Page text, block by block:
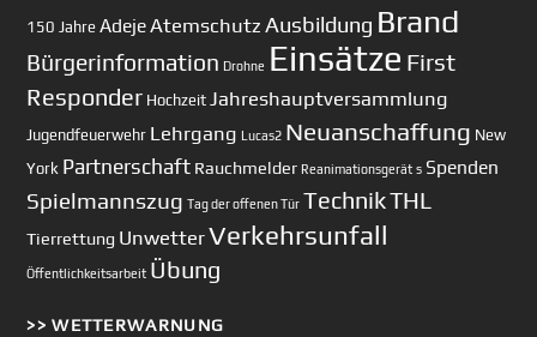
150 Jahre AdejeAtemschutz Ausbildung Brand
Bürgerinformation Drohne Einsätze First
Responder Hochzeit Jahreshauptversammlung
Jugendfeuerwehr Lehrgang Lucas2 Neuanschaffung New
York Partnerschaft Rauchmelder Reanimationsgerät s Spenden
Spielmannszug Tag der offenen Tür TechnikTHL
Tierrettung UnwetterVerkehrsunfall
Öffentlichkeitsarbeit Übung
>> WETTERWARNUNG